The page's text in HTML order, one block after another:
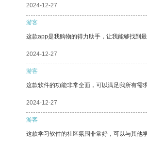
2024-12-27
游客
这款app是我购物的得力助手，让我能够找到
2024-12-27
游客
这款软件的功能非常全面，可以满足我所有需求
2024-12-27
游客
这款学习软件的社区氛围非常好，可以与其他